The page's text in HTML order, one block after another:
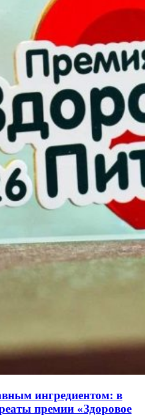
ингредиентом: в
премии «Здоровое